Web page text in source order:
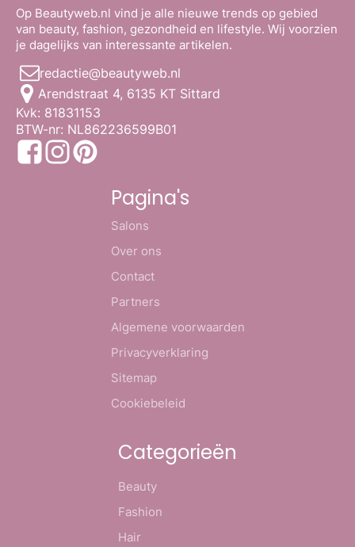
Op Beautyweb.nl vind je alle nieuwe trends op gebied
van beauty, fashion, gezondheid en lifestyle. Wij voorzien
je dagelijks van interessante artikelen.
redactie@beautyweb.nl
Arendstraat 4, 6135 KT Sittard
Kvk: 81831153
BTW-nr: NL862236599B01
Pagina's
Salons
Over ons
Contact
Partners
Algemene voorwaarden
Privacyverklaring
Sitemap
Cookiebeleid
Categorieën
Beauty
Fashion
Hair